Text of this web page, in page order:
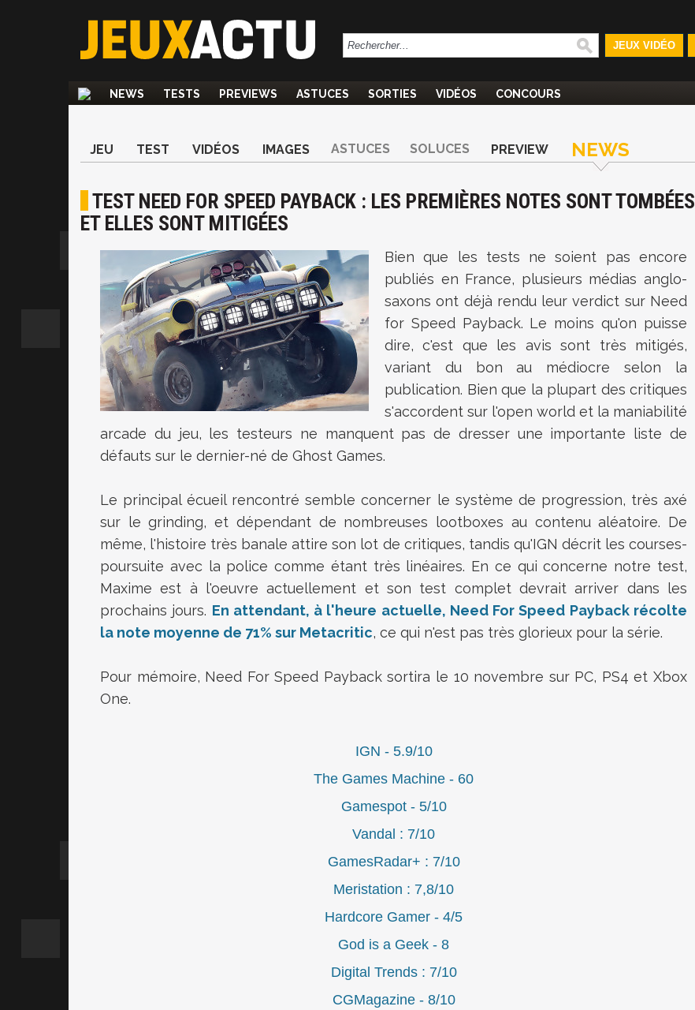
JEUX VIDÉO
NEWS TESTS PREVIEWS ASTUCES SORTIES VIDÉOS CONCOURS
JEU TEST VIDÉOS IMAGES ASTUCES SOLUCES PREVIEW NEWS
TEST NEED FOR SPEED PAYBACK : LES PREMIÈRES NOTES SONT TOMBÉES
ET ELLES SONT MITIGÉES
Bien que les tests ne soient pas encore
publiés en France, plusieurs médias anglo-
saxons ont déjà rendu leur verdict sur Need
for Speed Payback. Le moins qu'on puisse
dire, c'est que les avis sont très mitigés,
variant du bon au médiocre selon la
publication. Bien que la plupart des critiques
s'accordent sur l'open world et la maniabilité
arcade du jeu, les testeurs ne manquent pas de dresser une importante liste de
défauts sur le dernier-né de Ghost Games.
Le principal écueil rencontré semble concerner le système de progression, très axé
sur le grinding, et dépendant de nombreuses lootboxes au contenu aléatoire. De
même, l'histoire très banale attire son lot de critiques, tandis qu'IGN décrit les courses-
poursuite avec la police comme étant très linéaires. En ce qui concerne notre test,
Maxime est à l'oeuvre actuellement et son test complet devrait arriver dans les
prochains jours. En attendant, à l'heure actuelle, Need For Speed Payback récolte
la note moyenne de 71% sur Metacritic, ce qui n'est pas très glorieux pour la série.
Pour mémoire, Need For Speed Payback sortira le 10 novembre sur PC, PS4 et Xbox
One.
IGN - 5.9/10
The Games Machine - 60
Gamespot - 5/10
Vandal : 7/10
GamesRadar+ : 7/10
Meristation : 7,8/10
Hardcore Gamer - 4/5
God is a Geek - 8
Digital Trends : 7/10
CGMagazine - 8/10